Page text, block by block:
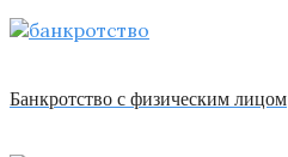
Банкротство с физическим лицом